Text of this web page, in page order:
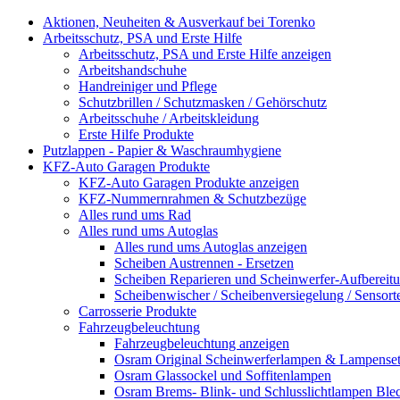
Aktionen, Neuheiten & Ausverkauf bei Torenko
Arbeitsschutz, PSA und Erste Hilfe
Arbeitsschutz, PSA und Erste Hilfe anzeigen
Arbeitshandschuhe
Handreiniger und Pflege
Schutzbrillen / Schutzmasken / Gehörschutz
Arbeitsschuhe / Arbeitskleidung
Erste Hilfe Produkte
Putzlappen - Papier & Waschraumhygiene
KFZ-Auto Garagen Produkte
KFZ-Auto Garagen Produkte anzeigen
KFZ-Nummernrahmen & Schutzbezüge
Alles rund ums Rad
Alles rund ums Autoglas
Alles rund ums Autoglas anzeigen
Scheiben Austrennen - Ersetzen
Scheiben Reparieren und Scheinwerfer-
Scheibenwischer / Scheibenversiegelung /
Carrosserie Produkte
Fahrzeugbeleuchtung
Fahrzeugbeleuchtung anzeigen
Osram Original Scheinwerferlampen &
Osram Glassockel und Soffitenlampen
Osram Brems- Blink- und Schlusslichtlampen